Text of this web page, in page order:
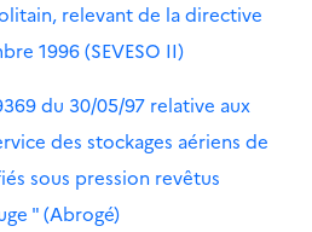
relevant de la directive
1996 (SEVESO II)
du 30/05/97 relative aux
des stockages aériens de
sous pression revêtus
" (Abrogé)